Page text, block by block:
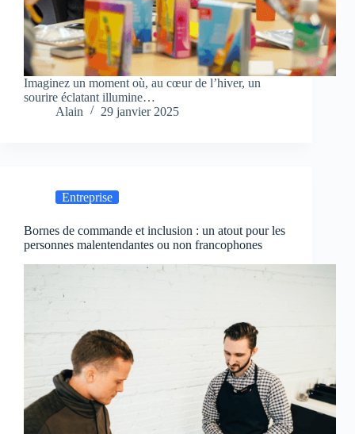
Imaginez un moment où, au cœur de l’hiver, un
sourire éclatant illumine…
Alain
29 janvier 2025
Entreprise
Bornes de commande et inclusion : un atout pour les
personnes malentendantes ou non francophones